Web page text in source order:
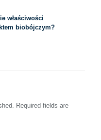
właściwości
biobójczym?
Required fields are